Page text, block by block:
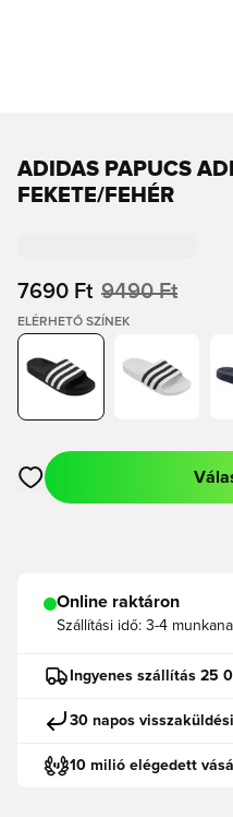
ADIDAS PAPUCS
FEKETE/FEHÉR
7690 Ft 9490 Ft
ELÉRHETŐ SZÍNEK
Megnyit egy modált a
Online raktáron
Szállítási idő: 3-4
Ingyenes szállítás 25
30 napos
10 milió elégedett